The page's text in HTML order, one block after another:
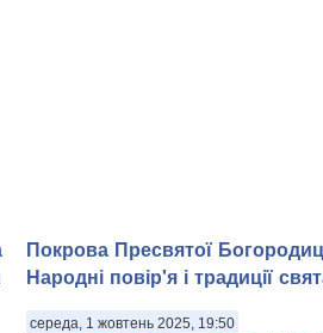
Покрова Пресвятої
Народні повір'я і традиції
середа, 1 жовтень 2025, 19:50